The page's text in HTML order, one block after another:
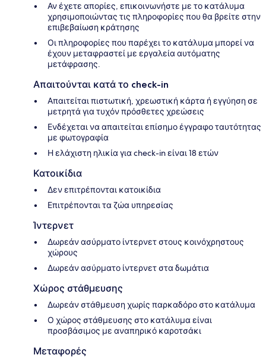
Αν έχετε απορίες, επικοινωνήστε με το κατάλυμα
χρησιμοποιώντας τις πληροφορίες που θα βρείτε στην
επιβεβαίωση κράτησης
Οι πληροφορίες που παρέχει το κατάλυμα μπορεί να
έχουν μεταφραστεί με εργαλεία αυτόματης
μετάφρασης.
Απαιτούνται κατά το check-in
Απαιτείται πιστωτική, χρεωστική κάρτα ή εγγύηση σε
μετρητά για τυχόν πρόσθετες χρεώσεις
Ενδέχεται να απαιτείται επίσημο έγγραφο ταυτότητας
με φωτογραφία
Η ελάχιστη ηλικία για check-in είναι 18 ετών
Κατοικίδια
Δεν επιτρέπονται κατοικίδια
Επιτρέπονται τα ζώα υπηρεσίας
Ίντερνετ
Δωρεάν ασύρματο ίντερνετ στους κοινόχρηστους
χώρους
Δωρεάν ασύρματο ίντερνετ στα δωμάτια
Χώρος στάθμευσης
Δωρεάν στάθμευση χωρίς παρκαδόρο στο κατάλυμα
Ο χώρος στάθμευσης στο κατάλυμα είναι
προσβάσιμος με αναπηρικό καροτσάκι
Μεταφορές